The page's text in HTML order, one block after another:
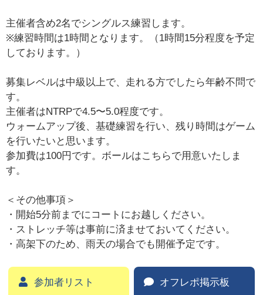
主催者含め2名でシングルス練習します。
※練習時間は1時間となります。（1時間15分程度を予定
しております。）
募集レベルは中級以上で、走れる方でしたら年齢不問で
す。
主催者はNTRPで4.5〜5.0程度です。
ウォームアップ後、基礎練習を行い、残り時間はゲーム
を行いたいと思います。
参加費は100円です。ボールはこちらで用意いたしま
す。
＜その他事項＞
・開始5分前までにコートにお越しください。
・ストレッチ等は事前に済ませておいてください。
・高架下のため、雨天の場合でも開催予定です。
参加者リスト オフレポ掲示板